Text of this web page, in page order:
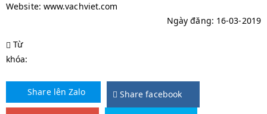
Website: www.vachviet.com
Ngày đăng: 16-03-2019
Từ
khóa:
Share lên Zalo Share facebook